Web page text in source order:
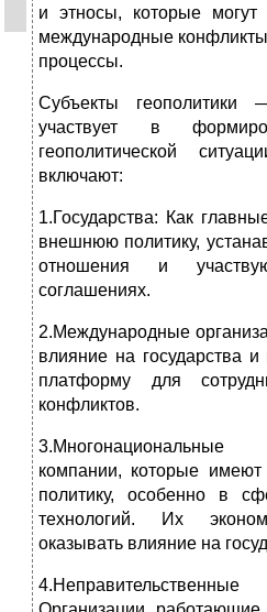
и этносы, которые
международные
процессы.
Субъекты
участвует в
геополитической
включают:
1.Государства: Как
внешнюю политику,
отношения и
соглашениях.
2.Международные
влияние на государства и
платформу для
конфликтов.
компании, которые
политику, особенно в
технологий. Их
оказывать влияние на